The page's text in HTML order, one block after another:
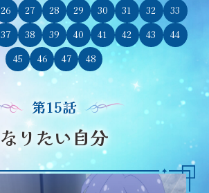
26 27 28 29 30 31 32 33
37 38 39 40 41 42 43 44
45 46 47 48
第15話
なりたい自分